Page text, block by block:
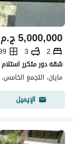
ج.م5,000,000
2
3
99
مايان، التجمع
الإيميل